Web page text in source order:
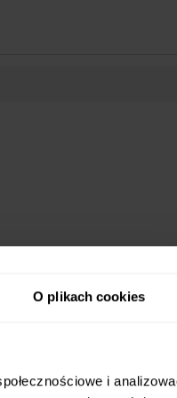
O plikach cookies
i
drobnych
czystości, można go